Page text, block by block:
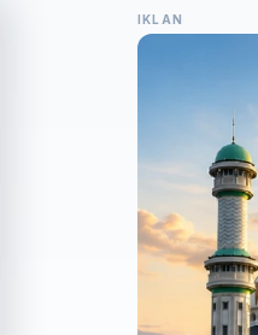
IKLAN